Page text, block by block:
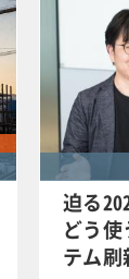
迫る
どう
テム